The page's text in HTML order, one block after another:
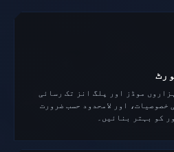
موڈز اور پلگ انز تک رسائی
اور لامحدود حسب ضرورت
کو بہتر بنائیں۔